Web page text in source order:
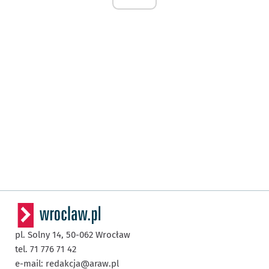
pl. Solny 14, 50-062 Wrocław
tel. 71 776 71 42
e-mail: redakcja@araw.pl